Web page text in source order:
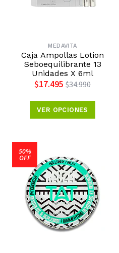
MEDAVITA
Caja Ampollas Lotion
Seboequilibrante 13
Unidades X 6ml
$17.495 $34.990
VER OPCIONES
50%
OFF